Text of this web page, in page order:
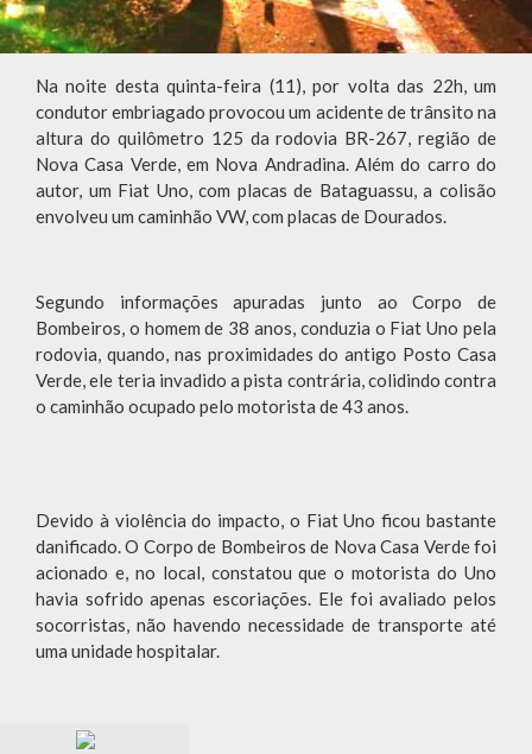
Na noite desta quinta-feira (11), por volta das 22h, um
condutor embriagado provocou um acidente de trânsito na
altura do quilômetro 125 da rodovia BR-267, região de
Nova Casa Verde, em Nova Andradina. Além do carro do
autor, um Fiat Uno, com placas de Bataguassu, a colisão
envolveu um caminhão VW, com placas de Dourados.
Segundo informações apuradas junto ao Corpo de
Bombeiros, o homem de 38 anos, conduzia o Fiat Uno pela
rodovia, quando, nas proximidades do antigo Posto Casa
Verde, ele teria invadido a pista contrária, colidindo contra
o caminhão ocupado pelo motorista de 43 anos.
Devido à violência do impacto, o Fiat Uno ficou bastante
danificado. O Corpo de Bombeiros de Nova Casa Verde foi
acionado e, no local, constatou que o motorista do Uno
havia sofrido apenas escoriações. Ele foi avaliado pelos
socorristas, não havendo necessidade de transporte até
uma unidade hospitalar.